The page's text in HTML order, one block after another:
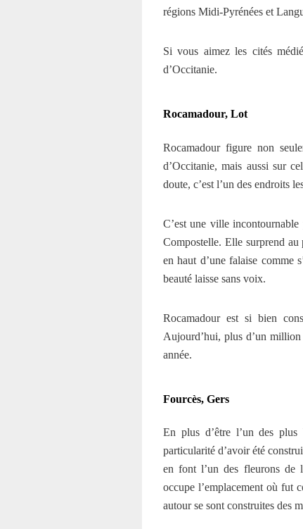
régions Midi-Pyrénées et
Si vous aimez les cités
d’Occitanie.
Rocamadour, Lot
Rocamadour figure non
d’Occitanie, mais aussi sur
doute, c’est l’un des endroits
C’est une ville
Compostelle. Elle surprend
en haut d’une falaise comme
beauté laisse sans voix.
Rocamadour est si bien
Aujourd’hui, plus d’un
année.
Fourcès, Gers
En plus d’être l’un des plus
particularité d’avoir été
en font l’un des fleurons de
occupe l’emplacement où fut
autour se sont construites des